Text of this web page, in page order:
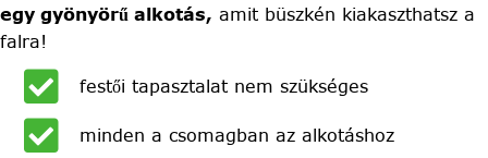
egy gyönyörű alkotás, amit büszkén kiakaszthatsz a
falra!
festői tapasztalat nem szükséges
minden a csomagban az alkotáshoz